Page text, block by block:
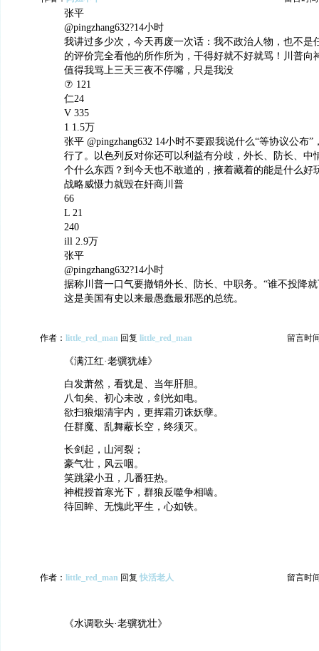
张平
@pingzhang632?14小时
我讲过多少次，今天再废一次话：我不政治人物，也不是
的评价完全看他的所作所为，干得好就不好就骂！川普向
值得我骂上三天三夜不停嘴，只是我没
⑦ 121
仁24
V 335
1 1.5万
张平 @pingzhang632 14小时不要跟我说什么“等协议公布
行了。以色列反对你还可以利益有分歧，外长、防长、中
个什么东西？到今天也不敢道的，掖着藏着的能是什么好
战略威慑力就毁在奸商川普
66
L 21
240
ill 2.9万
张平
@pingzhang632?14小时
据称川普一口气要撤销外长、防长、中职务。“谁不投降就
这是美国有史以来最愚蠢最邪恶的总统。
作者： little_red_man 回复 little_red_man 留言时
《满江红·老骥犹雄》
白发萧然，看犹是、当年肝胆。
八旬矣、初心未改，剑光如电。
欲扫狼烟清宇内，更挥霜刃诛妖孽。
任群魔、乱舞蔽长空，终须灭。
长剑起，山河裂；
豪气壮，风云咽。
笑跳梁小丑，几番狂热。
神棍授首寒光下，群狼反噬争相啮。
待回眸、无愧此平生，心如铁。
作者： little_red_man 回复 快活老人 留言时
《水调歌头·老骥犹壮》